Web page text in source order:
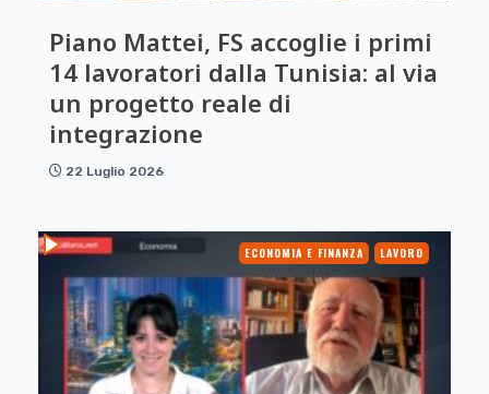
Piano Mattei, FS accoglie i primi
14 lavoratori dalla Tunisia: al via
un progetto reale di
integrazione
22 Luglio 2026
ECONOMIA E FINANZA LAVORO